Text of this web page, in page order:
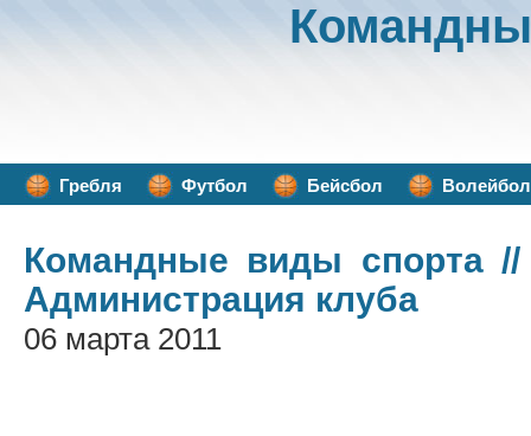
Гребля Футбол Бейсбол Волейбол
Командные виды спорта//
Администрация клуба
06 марта 2011